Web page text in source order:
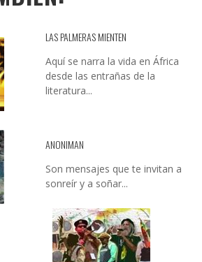
LAS PALMERAS MIENTEN
Aquí se narra la vida en África
desde las entrañas de la
literatura...
ANONIMAN
Son mensajes que te invitan a
sonreír y a soñar...